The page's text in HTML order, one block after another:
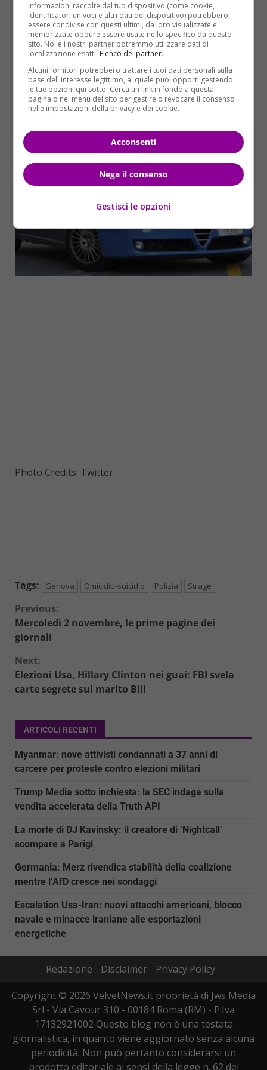
mobile stanno interrogando familiari, amici e
colleghi dell’uomo e della moglie per cercare di
ricostruire la vita della coppia. Nella lettera che
Agrosì ha lasciato prima della strage tra l’altro,
l’uomo si è rivolto a figlie e moglie: “Non vi voglio
lasciare senza padre e senza marito. Per questo vi
porto con me”.
Photo Credits: Twitter
Tags: Genova Omicidio-suicidio Polizia Strage
Continue
Reading
Previous:
Mercoledì 2 novembre, le prime pagine dei
giornali
Next:
Elezioni Usa, Hillary Clinton nei guai: FBI svela
carte segrete sul marito Bill
ARTICOLI RECENTI
Myanmar: nove attivisti condannati a 37 anni di
carcere per proteste contro elezioni militari
Trump Media sotto inchiesta: la SEC indaga sulla
vendita accelerata della Truth API
La morte di DJ Kavinsky: il creatore di ‘Nightcall’
scompare a Parigi
Germania: Merz rivendica stabilità della coalizione
mentre l’AfD cresce nei sondaggi
Escalation Usa-Iran: nuovi attacchi americani, blocco
navale e minacce iraniane alle esportazioni
energetiche
Redazione Disclaimer
Privacy Policy
Copyright © 2026 VelvetNews.it proprietà di Jws Media
Srl - Via Cavour 310 - 00184 Roma (RM) - P.Iva
17132921002 Questo blog non è una testata
giornalistica, in quanto viene aggiornato senza alcuna
periodicità. Non può pertanto considerarsi un
prodotto editoriale ai sensi della legge n. 62 del
informazioni raccolte dal tuo dispositivo (come cookie,
identificatori univoci e altri dati del dispositivo) potrebbero
essere condivise con questi ultimi, da loro visualizzate e
memorizzate oppure essere usate nello specifico da questo
sito. Noi e i nostri partner potremmo utilizzare dati di
localizzazione esatti. Elenco dei partner.
Alcuni fornitori potrebbero trattare i tuoi dati personali sulla
base dell'interesse legittimo, al quale puoi opporti gestendo
le tue opzioni qui sotto. Cerca un link in fondo a questa
pagina o nel menu del sito per gestire o revocare il consenso
nelle impostazioni della privacy e dei cookie.
Acconsenti
Nega il consenso
Gestisci le opzioni